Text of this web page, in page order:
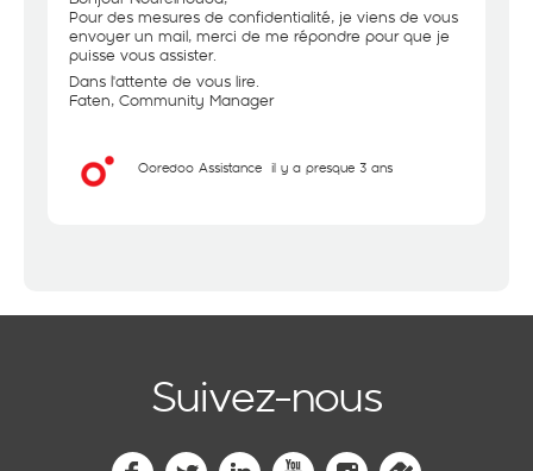
Pour des mesures de confidentialité, je viens de vous
envoyer un mail, merci de me répondre pour que je
puisse vous assister.
Dans l'attente de vous lire.
Faten, Community Manager
Ooredoo Assistance il y a presque 3 ans
Suivez-nous